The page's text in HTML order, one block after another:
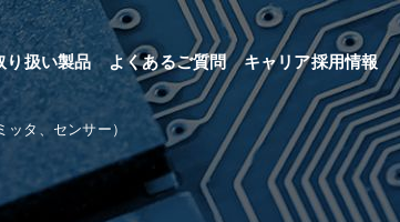
り扱い製品 よくあるご質問 キャリア採用情報
タ、センサー）